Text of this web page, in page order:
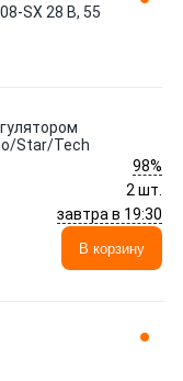
SX 28 В, 55
Star/Tech
98%
2 шт.
завтра в 19:30
В корзину